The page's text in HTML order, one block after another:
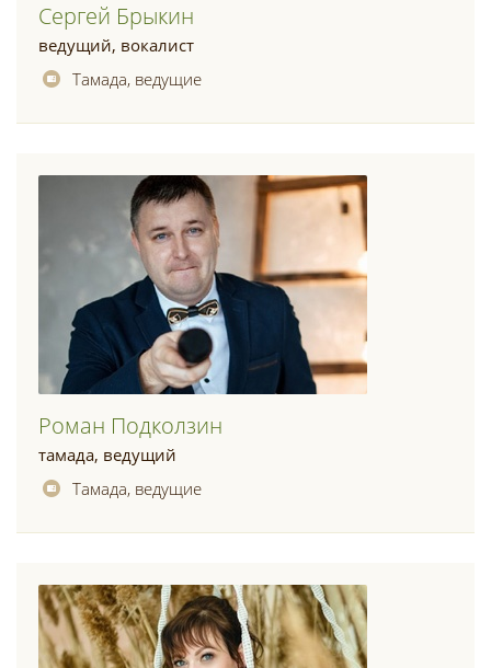
Сергей Брыкин
ведущий, вокалист
Тамада, ведущие
Роман Подколзин
тамада, ведущий
Тамада, ведущие